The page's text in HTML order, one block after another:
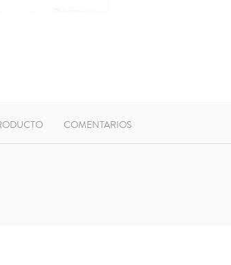
COMENTARIOS